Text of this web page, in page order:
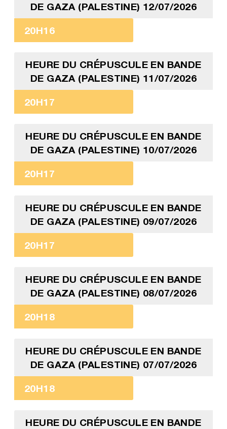
DE GAZA (PALESTINE) 12/07/2026
20H16
HEURE DU CRÉPUSCULE EN BANDE
DE GAZA (PALESTINE) 11/07/2026
20H17
HEURE DU CRÉPUSCULE EN BANDE
DE GAZA (PALESTINE) 10/07/2026
20H17
HEURE DU CRÉPUSCULE EN BANDE
DE GAZA (PALESTINE) 09/07/2026
20H17
HEURE DU CRÉPUSCULE EN BANDE
DE GAZA (PALESTINE) 08/07/2026
20H18
HEURE DU CRÉPUSCULE EN BANDE
DE GAZA (PALESTINE) 07/07/2026
20H18
HEURE DU CRÉPUSCULE EN BANDE